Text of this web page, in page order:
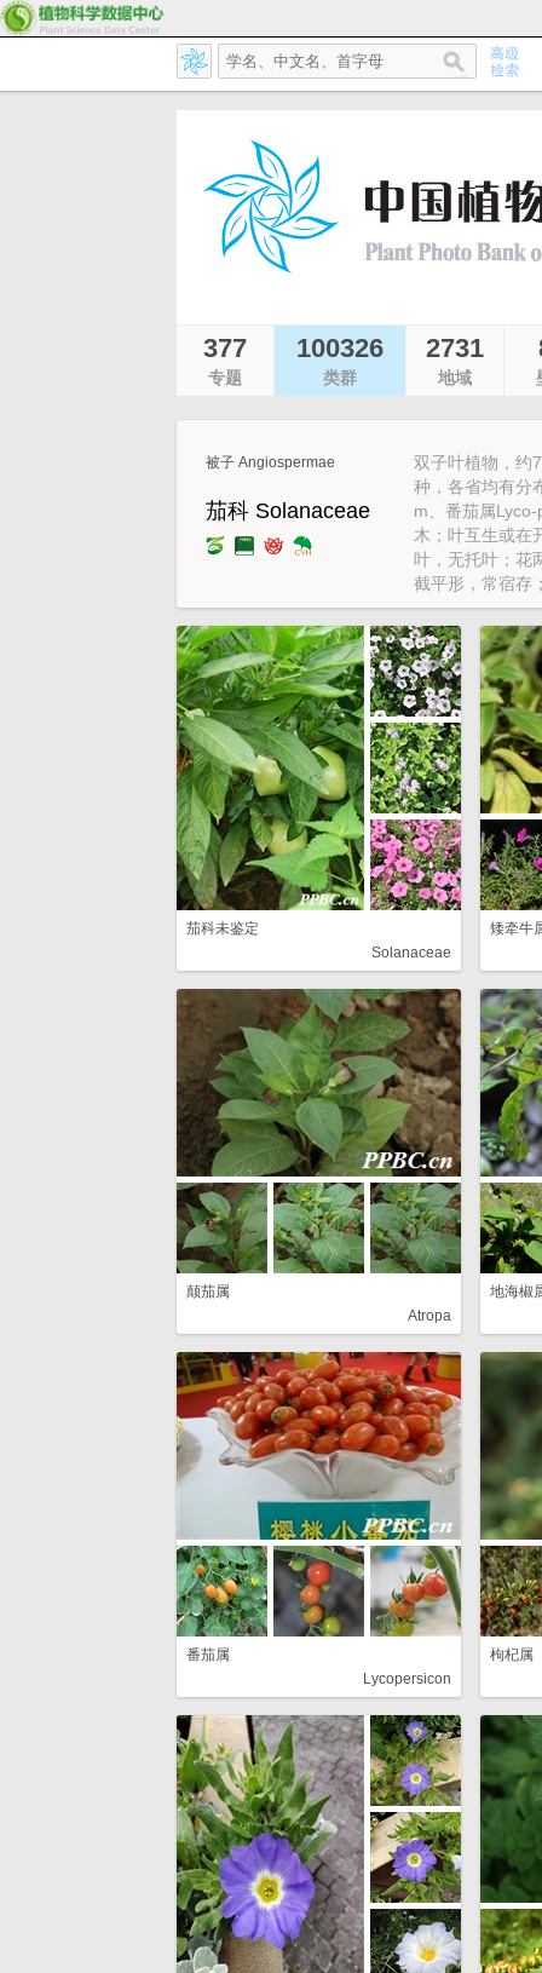
377
专题
100326
类群
2731
地域
被子 Angiospermae
茄科 Solanaceae
双子叶植物，约
种，各省均有分
m、番茄属
木；叶互生或在
叶，无托叶；花
截平形，常宿存
冠管上；子房2
而偏斜，中轴胎
果或蒴果；种子
旋状卷曲，位于
psicum，Ly-
志》，第67卷，
茄科未鉴定
Solanaceae
矮牵牛
颠茄属
Atropa
地海椒
番茄属
Lycopersicon
枸杞属